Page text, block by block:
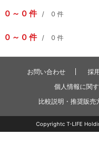
0 0 件 0 件
0 0 件 0 件
お問い合わせ 採
個人情報に関
比較説明・推奨販売
Copyrightc T-LIFE